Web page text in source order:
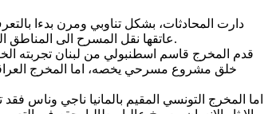
دارت المحادثات، بشكل تناوبي ومرن بدءا
عاتقها نقل المسرح الى المناطق الداخلية، ثم تدخل الدكتور سيف الدين الفرشيشي في نفس السياق وشارحا ومفككا لمفاهيم الهوية والمركزية والكونية في علاقتها بمسارات المسرح التونسي.
قدم المخرج قاسم اسطنبولي من لبنان تجربته
خلق مشروع مسرحي يخصه، اما المخرج
اما المخرج التونسي المقيم بالمانيا ناجي